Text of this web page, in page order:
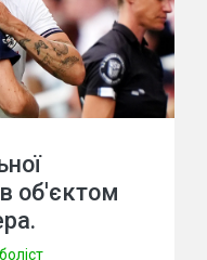
об'єктом